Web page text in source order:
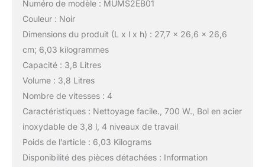
Numéro de modèle : MUMS2EB01
Couleur : Noir
Dimensions du produit (L x l x h) : 27,7 x 26,6 x 26,6
cm; 6,03 kilogrammes
Capacité : 3,8 Litres
Volume : 3,8 Litres
Nombre de vitesses : 4
Caractéristiques : Nettoyage facile., 700 W., Bol en acier
inoxydable de 3,8 l, 4 niveaux de travail
Poids de l’article : 6,03 Kilograms
Disponibilité des pièces détachées : Information